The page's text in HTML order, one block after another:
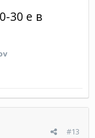
30 е в
#13